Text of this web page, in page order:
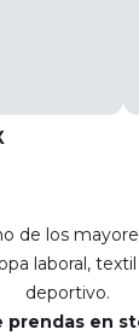
de los
laboral,
deportivo.
prendas en